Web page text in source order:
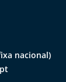
nacional)